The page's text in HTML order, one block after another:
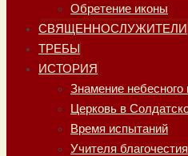
Обретение иконы
СВЯЩЕННОСЛУЖИТЕЛИ
ТРЕБЫ
ИСТОРИЯ
Знамение
Церковь в
Время испытаний
Учителя благочестия